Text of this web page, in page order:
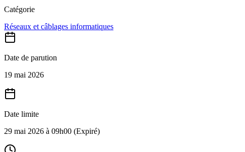
Catégorie
Réseaux et câblages informatiques
Date de parution
19 mai 2026
Date limite
29 mai 2026 à 09h00 (Expiré)